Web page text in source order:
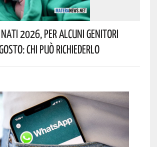
2026, Per Alcuni Genitori
Chi Può Richiederlo